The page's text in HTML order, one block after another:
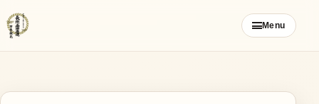
ン
テ
Menu